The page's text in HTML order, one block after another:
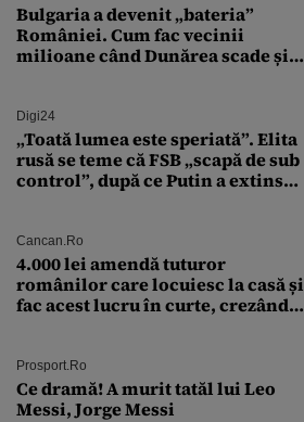
Bulgaria a devenit „bateria”
României. Cum fac vecinii
milioane când Dunărea scade și
Digi24
„Toată lumea este speriată”. Elita
rusă se teme că FSB „scapă de sub
control”, după ce Putin a extins
Cancan.ro
4.000 lei amendă tuturor
românilor care locuiesc la casă și
fac acest lucru în curte, crezând
Prosport.ro
Ce dramă! A murit tatăl lui Leo
Messi, Jorge Messi